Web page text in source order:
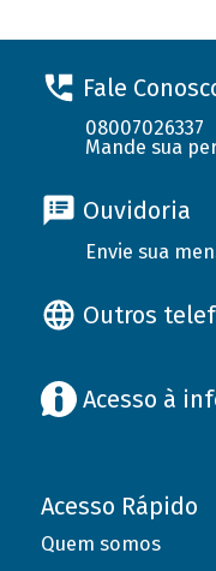
Fale
08007026337
Mande sua
Ouvidoria
Envie sua
Outros
Acesso à
Acesso Rápido
Quem somos